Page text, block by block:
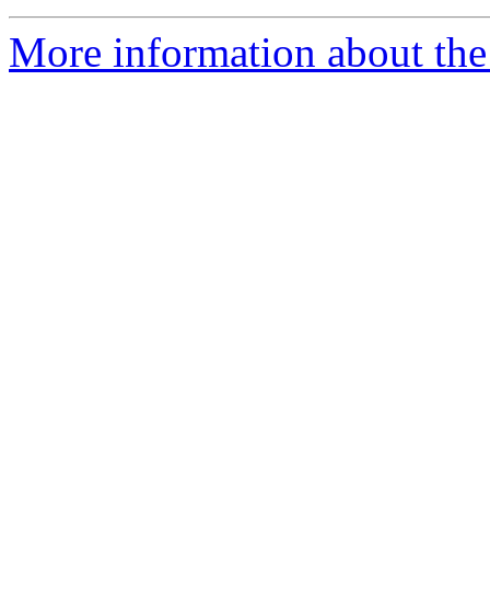
More information about